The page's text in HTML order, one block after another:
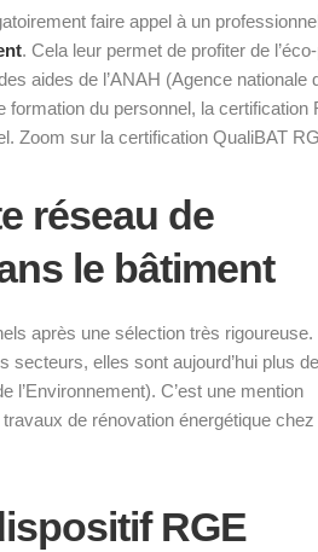
faire appel à un
. Cela leur permet de profiter de
aides de l’ANAH (Agence nationale
formation du personnel, la certification
Zoom sur la certification QualiBAT
réseau de
le bâtiment
après une sélection très rigoureuse.
elles sont aujourd’hui plus
l’Environnement). C’est une mention
de rénovation énergétique
RGE